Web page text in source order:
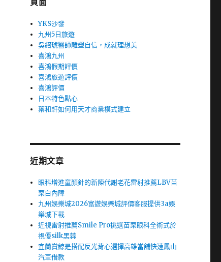
頁面
YKS沙發
九州5日旅遊
吳紹琥醫師雕塑自信，成就理想美
喜鴻九州
喜鴻假期評價
喜鴻旅遊評價
喜鴻評價
日本特色點心
葉和軒如何用天才商業模式建立
近期文章
眼科增進童顏針的新陳代謝老花雷射推薦LBV苗
栗白內障
九州娛樂城2026富遊娛樂城評價客服提供3a娛
樂城下載
近視雷射推薦Smile Pro挑選苗栗眼科全術式於
視優silk黑蒜
宜蘭賞鯨是搭配反光背心選擇高雄當舖快速鳳山
汽車借款